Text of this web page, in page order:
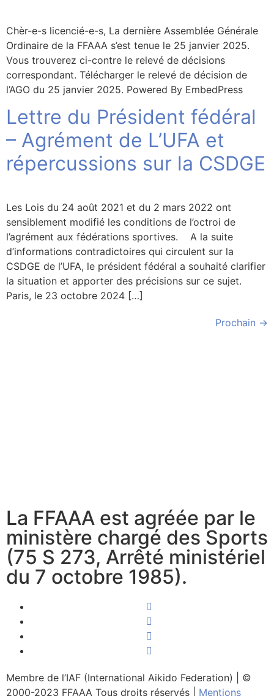
Chèr-e-s licencié-e-s, La dernière Assemblée Générale
Ordinaire de la FFAAA s’est tenue le 25 janvier 2025.
Vous trouverez ci-contre le relevé de décisions
correspondant. Télécharger le relevé de décision de
l’AGO du 25 janvier 2025. Powered By EmbedPress
Lettre du Président fédéral
– Agrément de L’UFA et
répercussions sur la CSDGE
Les Lois du 24 août 2021 et du 2 mars 2022 ont
sensiblement modifié les conditions de l’octroi de
l’agrément aux fédérations sportives. A la suite
d’informations contradictoires qui circulent sur la
CSDGE de l’UFA, le président fédéral a souhaité clarifier
la situation et apporter des précisions sur ce sujet.
Paris, le 23 octobre 2024 […]
Prochain →
La FFAAA est agréée par le
ministère chargé des Sports
(75 S 273, Arrêté ministériel
du 7 octobre 1985).
Membre de l’IAF (International Aikido Federation)
©
2000-2023 FFAAA Tous droits réservés
Mentions